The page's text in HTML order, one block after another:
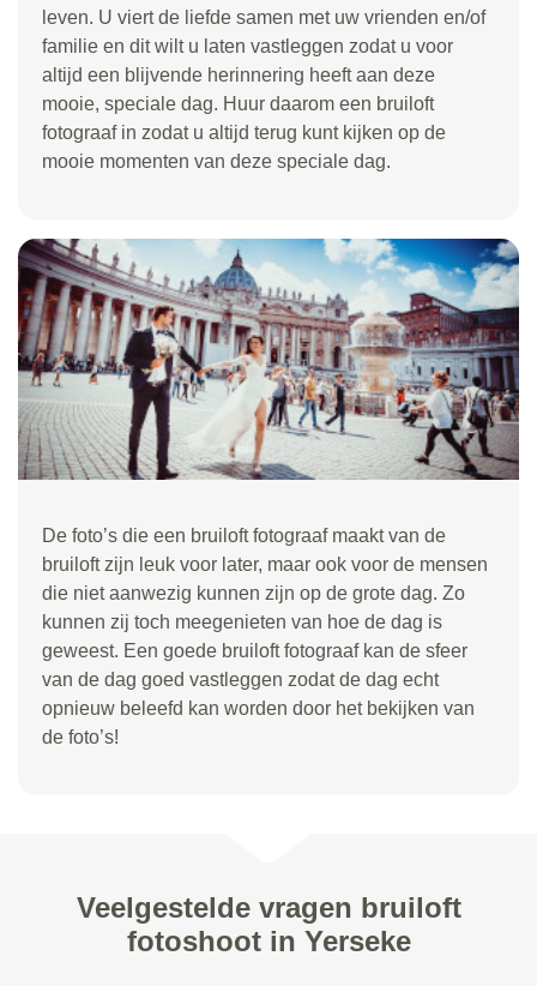
leven. U viert de liefde samen met uw vrienden en/of
familie en dit wilt u laten vastleggen zodat u voor
altijd een blijvende herinnering heeft aan deze
mooie, speciale dag. Huur daarom een bruiloft
fotograaf in zodat u altijd terug kunt kijken op de
mooie momenten van deze speciale dag.
De foto’s die een bruiloft fotograaf maakt van de
bruiloft zijn leuk voor later, maar ook voor de mensen
die niet aanwezig kunnen zijn op de grote dag. Zo
kunnen zij toch meegenieten van hoe de dag is
geweest. Een goede bruiloft fotograaf kan de sfeer
van de dag goed vastleggen zodat de dag echt
opnieuw beleefd kan worden door het bekijken van
de foto’s!
Veelgestelde vragen bruiloft
fotoshoot in Yerseke